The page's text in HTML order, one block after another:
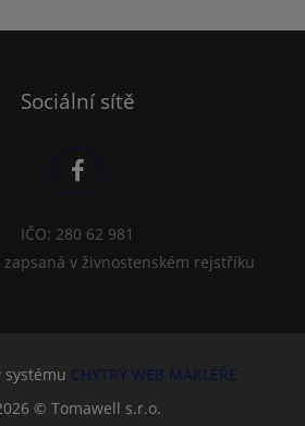
Sociální sítě
IČO: 280 62 981
zapsaná v živnostenském rejstříku
systému CHYTRÝ WEB MAKLÉŘE
© Tomawell s.r.o.